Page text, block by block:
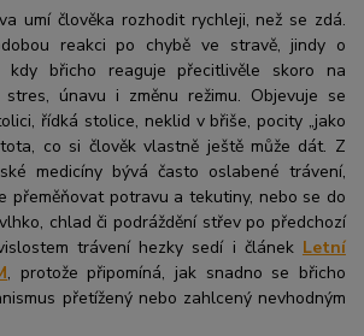
umí člověka rozhodit rychleji, než se zdá.
reakci po chybě ve stravě, jindy o
kdy břicho reaguje přecitlivěle skoro na
únavu i změnu režimu. Objevuje se
řídká stolice, neklid v břiše, pocity „jako
co si člověk vlastně ještě může dát. Z
medicíny bývá často oslabené trávení,
přeměňovat potravu a tekutiny, nebo se do
chlad či podráždění střev po předchozí
trávení hezky sedí i článek Letní
, protože připomíná, jak snadno se břicho
přetížený nebo zahlcený nevhodným